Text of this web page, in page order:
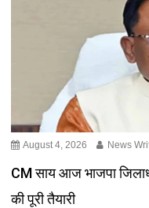
August 4, 2026 News
CM साय आज भाजपा
की पूरी तैयारी